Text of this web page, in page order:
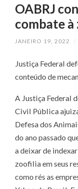
OABRJ
combate
JANEIRO 19, 2022 /
Justiça Federal
conteúdo de
A Justiça Federal
Civil Pública
Defesa dos
do ano passado
a deixar de
zoofilia em seus
como rés as